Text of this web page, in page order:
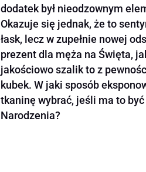
dodatek był nieodzownym
Okazuje się jednak, że to
łask, lecz w zupełnie nowej
prezent dla męża na Święta,
jakościowo szalik to z
kubek. W jaki sposób
tkaninę wybrać, jeśli ma to
Narodzenia?